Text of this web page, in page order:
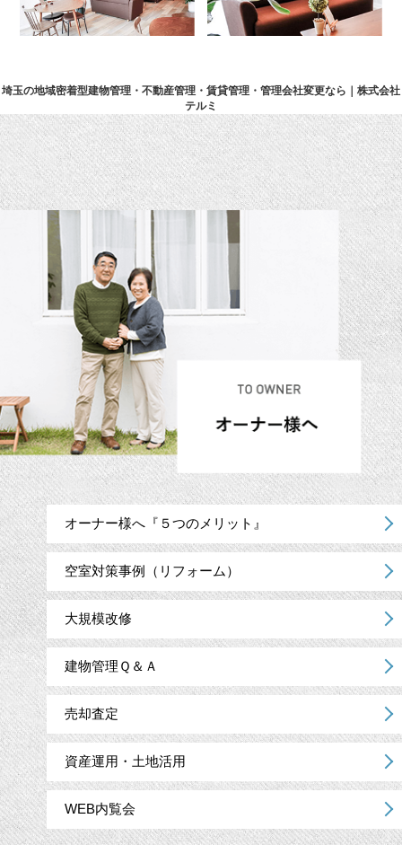
埼玉の地域密着型建物管理・不動産管理・賃貸管理・管理会社変更なら｜株式会社
テルミ
オーナー様へ『５つのメリット』
空室対策事例（リフォーム）
大規模改修
建物管理Ｑ＆Ａ
売却査定
資産運用・土地活用
WEB内覧会